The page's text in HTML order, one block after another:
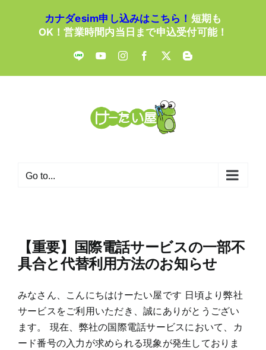
カナダesim申し込みはこちら！ 短期も
OK！営業時間内当日まで申込受付可能！
LINE YouTubeInstagramFacebook
X Blogger
Go to...
【重要】国際電話サービスの一部不
具合と代替利用方法のお知らせ
みなさん、こんにちはけーたい屋です 日頃より弊社
サービスをご利用いただき、誠にありがとうござい
ます。 現在、弊社の国際電話サービスにおいて、カ
ード番号の入力が求められる現象が発生しておりま